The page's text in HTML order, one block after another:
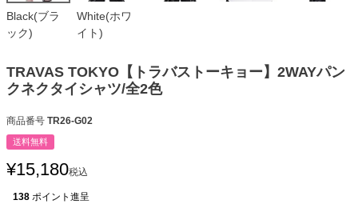
Black(ブラ
ック)
White(ホワ
イト)
TRAVAS TOKYO【トラバストーキョー】2WAYパン
クネクタイシャツ/全2色
商品番号 TR26-G02
送料無料
¥15,180税込
138 ポイント進呈